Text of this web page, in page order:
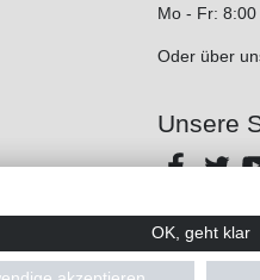
Mo - Fr:
Oder über
Unsere
OK, geht klar